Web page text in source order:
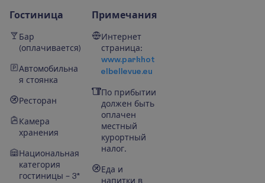
Гостиница
Бар
(оплачивается)
Автомобильна
я стоянка
Ресторан
Камера
хранения
Национальная
категория
гостиницы – 3*
Примечания
Интернет
страница:
www.parkhot
elbellevue.eu
По прибытии
должен быть
оплачен
местный
курортный
налог.
Еда и
напитки в